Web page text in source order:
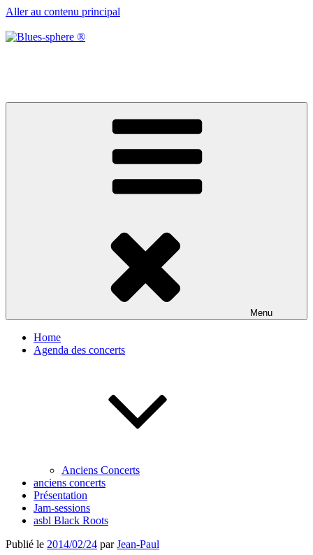
Aller au contenu principal
Menu
Home
Agenda des concerts
Anciens Concerts
anciens concerts
Présentation
Jam-sessions
asbl Black Roots
Publié le 2014/02/24 parJean-Paul